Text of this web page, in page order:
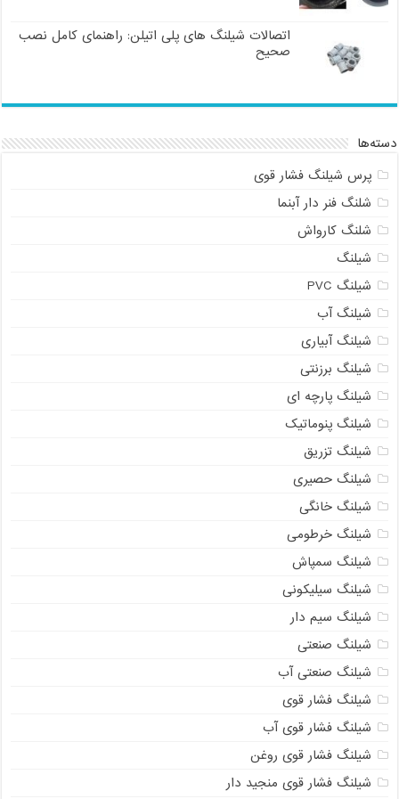
اتصالات شیلنگ های پلی اتیلن: راهنمای کامل نصب
صحیح
دسته‌ها
پرس شیلنگ فشار قوی
شلنگ فنر دار آبنما
شلنگ کارواش
شیلنگ
شیلنگ PVC
شیلنگ آب
شیلنگ آبیاری
شیلنگ برزنتی
شیلنگ پارچه ای
شیلنگ پنوماتیک
شیلنگ تزریق
شیلنگ حصیری
شیلنگ خانگی
شیلنگ خرطومی
شیلنگ سمپاش
شیلنگ سیلیکونی
شیلنگ سیم دار
شیلنگ صنعتی
شیلنگ صنعتی آب
شیلنگ فشار قوی
شیلنگ فشار قوی آب
شیلنگ فشار قوی روغن
شیلنگ فشار قوی منجید دار